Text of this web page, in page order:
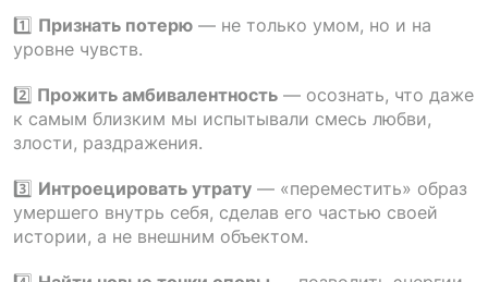
1️⃣ Признать потерю — не только умом, но и на
уровне чувств.
2️⃣ Прожить амбивалентность — осознать, что даже
к самым близким мы испытывали смесь любви,
злости, раздражения.
3️⃣ Интроецировать утрату — «переместить» образ
умершего внутрь себя, сделав его частью своей
истории, а не внешним объектом.